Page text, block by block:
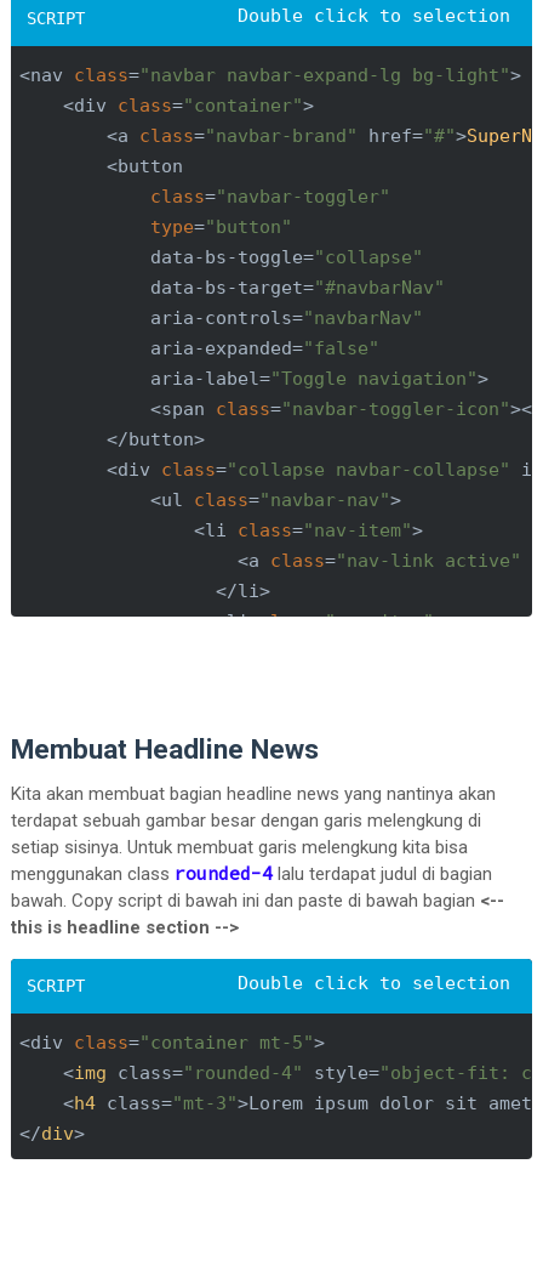
<nav class="navbar navbar-expand-lg bg-light"
<div class="container">
<a class="navbar-brand" href="#">
        <button
class="navbar-toggler"
type="button"
            data-bs-toggle=
"collapse"
            data-bs-target=
"#navbarNav"
            aria-controls=
"navbarNav"
            aria-expanded=
"false"
            aria-label=
"Toggle navigation">
<span class="navbar-toggler-icon"
</button>
        <div
class="collapse navbar-collapse"
<ul class="navbar-nav">
<li class="nav-item">
<a class="nav-link active"
</li>
<li class="nav-item">
<a class
</ul>
</div>
</div>
</nav>
Membuat Headline News
Kita akan membuat bagian headline news yang nantinya akan
terdapat sebuah gambar besar dengan garis melengkung di
setiap sisinya. Untuk membuat garis melengkung kita bisa
menggunakan class rounded-4lalu terdapat judul di bagian
bawah. Copy script di bawah ini dan paste di bawah bagian <--
this is headline section -->
<div class="container mt-5"
<img class="rounded-4" style="object-fit:
<h4 class="mt-3">Lorem ipsum dolor sit
</div>